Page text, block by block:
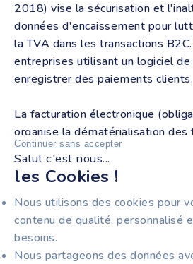
Continuer sans accepter
Salut c'est nous...
les Cookies !
Nous utilisons des cookies pour
contenu de qualité, personnalisé
besoins.
Nous partageons des données
2018) vise la sécurisation et
données d'encaissement pour
la TVA dans les transactions
entreprises utilisant un logiciel de
enregistrer des paiements clients.
La facturation électronique
organise la dématérialisation
entre entreprises pour simplifier
améliorer la collecte de la TVA.
Privilégiez un logiciel capable de
conformités si votre activité
encaissement et échanges B2B